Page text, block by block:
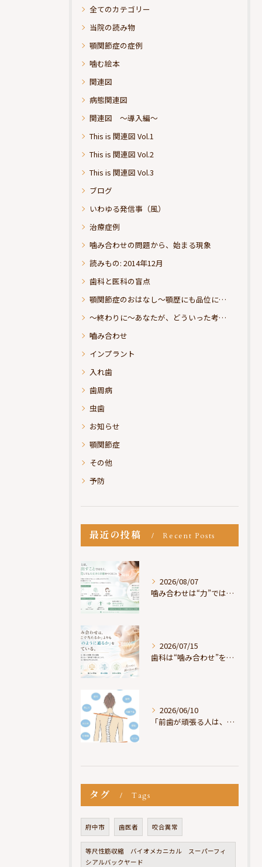
全てのカテゴリー
当院の読み物
顎関節症の症例
噛む絵本
関連図
病態関連図
関連図 ～導入編～
This is 関連図 Vol.1
This is 関連図 Vol.2
This is 関連図 Vol.3
ブログ
いわゆる発信事（風）
治療症例
噛み合わせの問題から、始まる現象
読みもの: 2014年12月
歯科と医科の盲点
顎関節症のおはなし～顎歴にも品位にこだわりたい
～終わりに～あなたが、どういった考えの治療をお求めになられるのか？
嚙み合わせ
インプラント
入れ歯
歯周病
虫歯
お知らせ
顎関節症
その他
予防
最近の投稿 Recent Posts
2026/08/07
噛み合わせは“力”ではなく“許可”である
2026/07/15
歯科は“噛み合わせ”を見ているが、身体は“通り道”を見ている
2026/06/10
「前歯が頑張る人は、だいたい疲れている」
タグ Tags
府中市 歯医者 咬合異常
等尺性筋収縮 バイオメカニカル スーパーフィ
シアルバックヤード